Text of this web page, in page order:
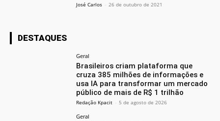
José Carlos - 26 de outubro de 2021
DESTAQUES
Geral
Brasileiros criam plataforma que
cruza 385 milhões de informações e
usa IA para transformar um mercado
público de mais de R$ 1 trilhão
Redação Kpacit - 5 de agosto de 2026
Geral